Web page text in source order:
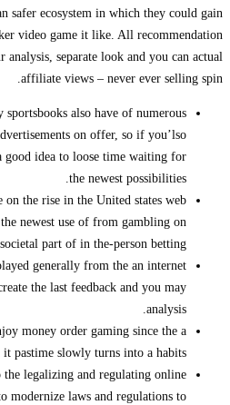
safer ecosystem in which they could gain
video game it like. All recommendation
analysis, separate look and you can actual
affiliate views – never ever selling spin.
sportsbooks also have of numerous
on offer, so if you’lso
good idea to loose time waiting for
the newest possibilities.
the rise in the United states web
the newest use of from gambling on
part of in the-person betting.
generally from the an internet
the last feedback and you may
analysis.
money order gaming since the a
pastime slowly turns into a habits.
the legalizing and regulating online
modernize laws and regulations to